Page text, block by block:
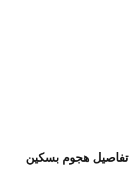
هجوم بسكين